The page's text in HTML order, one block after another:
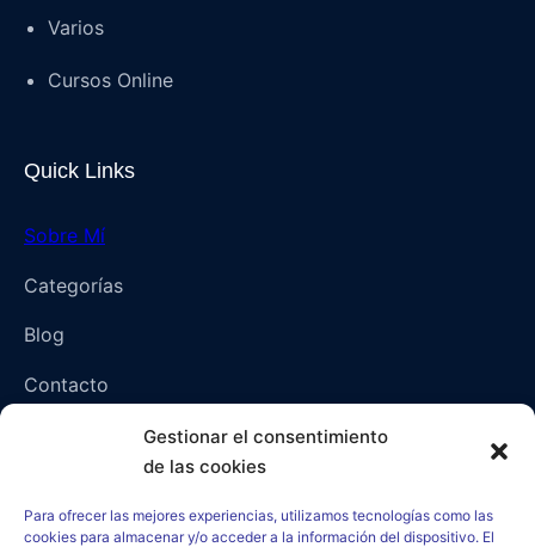
Gestionar el consentimiento
de las cookies
Para ofrecer las mejores experiencias, utilizamos tecnologías como las
cookies para almacenar y/o acceder a la información del dispositivo. El
Varios
Cursos Online
Quick Links
Sobre Mí
Categorías
Blog
Contacto
Napoli, Campania, Italia – 80136 (NA)